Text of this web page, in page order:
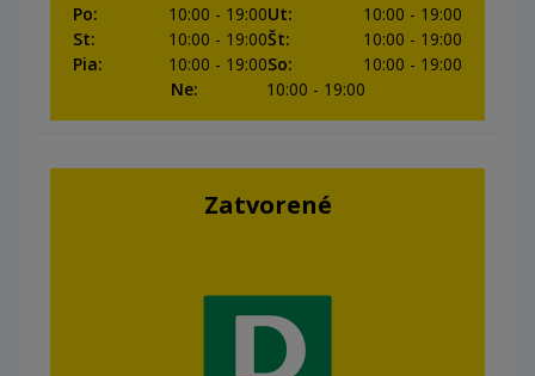
Po: 10:00 - 19:00Ut: 10:00 - 19:00
St: 10:00 - 19:00Št: 10:00 - 19:00
Pia: 10:00 - 19:00So: 10:00 - 19:00
Ne: 10:00 - 19:00
Zatvorené